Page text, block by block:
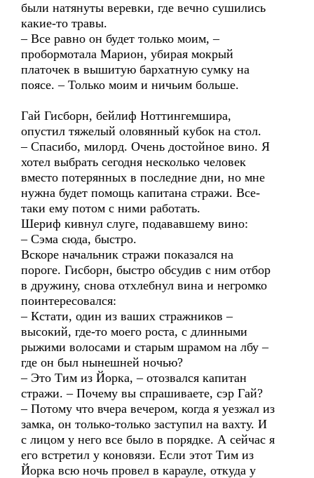
были натянуты веревки, где вечно сушились
какие-то травы.
– Все равно он будет только моим, –
пробормотала Марион, убирая мокрый
платочек в вышитую бархатную сумку на
поясе. – Только моим и ничьим больше.
Гай Гисборн, бейлиф Ноттингемшира,
опустил тяжелый оловянный кубок на стол.
– Спасибо, милорд. Очень достойное вино. Я
хотел выбрать сегодня несколько человек
вместо потерянных в последние дни, но мне
нужна будет помощь капитана стражи. Все-
таки ему потом с ними работать.
Шериф кивнул слуге, подававшему вино:
– Сэма сюда, быстро.
Вскоре начальник стражи показался на
пороге. Гисборн, быстро обсудив с ним отбор
в дружину, снова отхлебнул вина и негромко
поинтересовался:
– Кстати, один из ваших стражников –
высокий, где-то моего роста, с длинными
рыжими волосами и старым шрамом на лбу –
где он был нынешней ночью?
– Это Тим из Йорка, – отозвался капитан
стражи. – Почему вы спрашиваете, сэр Гай?
– Потому что вчера вечером, когда я уезжал из
замка, он только-только заступил на вахту. И
с лицом у него все было в порядке. А сейчас я
его встретил у коновязи. Если этот Тим из
Йорка всю ночь провел в карауле, откуда у